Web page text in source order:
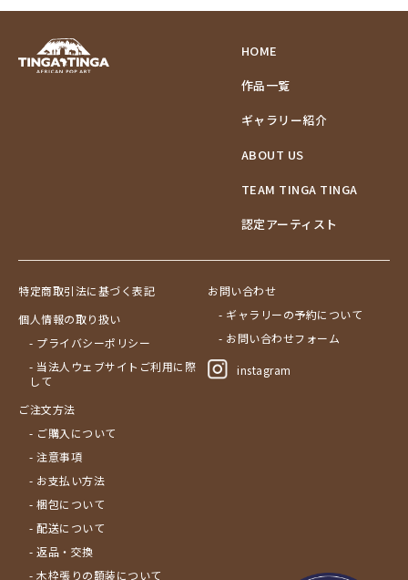
HOME
作品一覧
ギャラリー紹介
ABOUT US
TEAM TINGA TINGA
認定アーティスト
特定商取引法に基づく表記
個人情報の取り扱い
- プライバシーポリシー
- 当法人ウェブサイトご利用に際
して
ご注文方法
- ご購入について
- 注意事項
- お支払い方法
- 梱包について
- 配送について
- 返品・交換
- 木枠張りの額装について
お問い合わせ
- ギャラリーの予約について
- お問い合わせフォーム
instagram